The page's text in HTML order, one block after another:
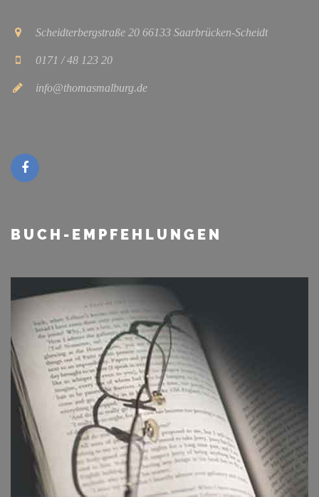
Scheidterbergstraße 20 66133 Saarbrücken-Scheidt
0171 / 48 123 20
info@thomasmalburg.de
BUCH-EMPFEHLUNGEN